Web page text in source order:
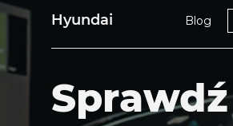
Sprawdź
Hyundai Blog